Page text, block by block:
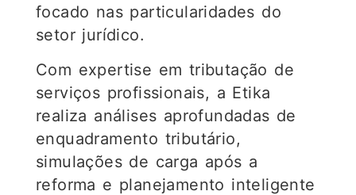
focado nas particularidades do
setor jurídico.
Com expertise em tributação de
serviços profissionais, a Etika
realiza análises aprofundadas de
enquadramento tributário,
simulações de carga após a
reforma e planejamento inteligente